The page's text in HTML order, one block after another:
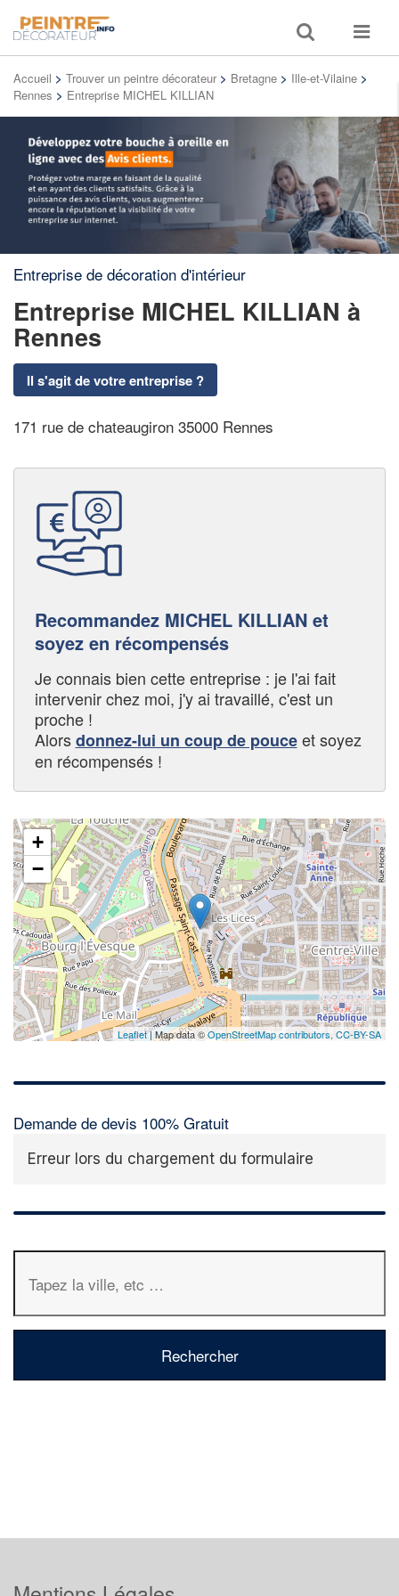
Toggle
search
Toggle
Accueil > Trouver un peintre décorateur > Bretagne > Ille-et-Vilaine >
Rennes > Entreprise MICHEL KILLIAN
Entreprise de décoration d'intérieur
Entreprise MICHEL KILLIAN à
Rennes
Il s'agit de votre entreprise ?
171 rue de chateaugiron 35000 Rennes
Recommandez MICHEL KILLIAN et
soyez en récompensés
Je connais bien cette entreprise : je l'ai fait
intervenir chez moi, j'y ai travaillé, c'est un
proche !
Alorsdonnez-lui un coup de pouceet soyez
en récompensés !
+
−
Leaflet| Map data ©OpenStreetMap contributors, CC-BY-SA
Demande de devis 100% Gratuit
Erreur lors du chargement du formulaire